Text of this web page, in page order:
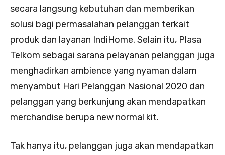
secara langsung kebutuhan dan memberikan
solusi bagi permasalahan pelanggan terkait
produk dan layanan IndiHome. Selain itu, Plasa
Telkom sebagai sarana pelayanan pelanggan juga
menghadirkan ambience yang nyaman dalam
menyambut Hari Pelanggan Nasional 2020 dan
pelanggan yang berkunjung akan mendapatkan
merchandise berupa new normal kit.
Tak hanya itu, pelanggan juga akan mendapatkan